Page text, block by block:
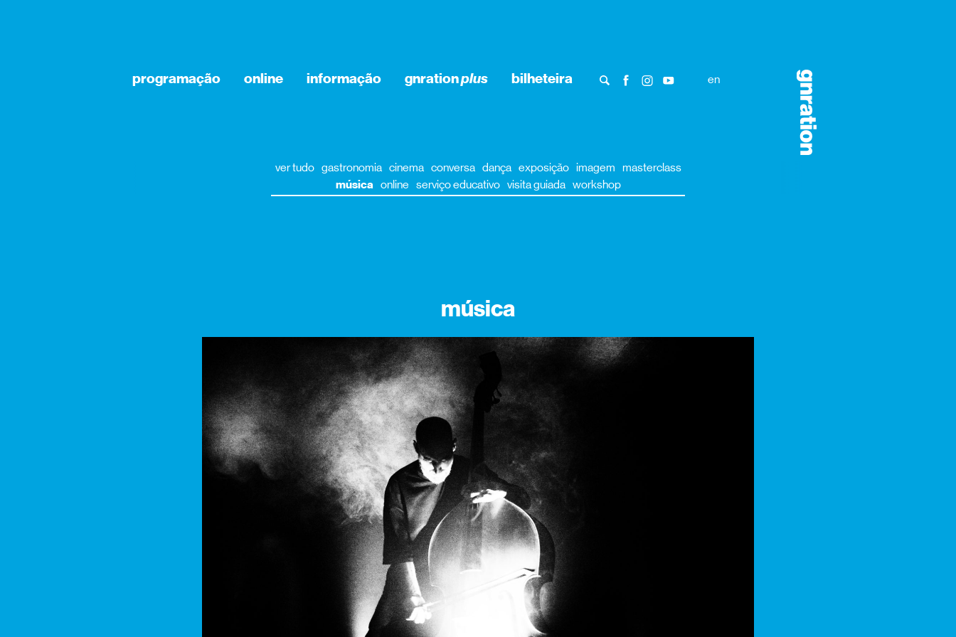
programação online informação gnrationplus bilheteira en
ver tudo gastronomia cinema conversa dança exposição imagem masterclass
música online serviço educativo visita guiada workshop
música